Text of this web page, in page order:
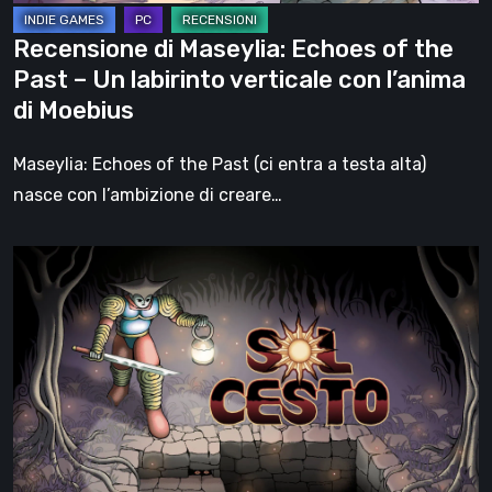
labirinto
verticale
con
l’anima
di
Recensione di Maseylia: Echoes of the
Past – Un labirinto verticale con l’anima
di Moebius
Maseylia: Echoes of the Past (ci entra a testa alta)
nasce con l’ambizione di creare…
Cesto
Recensione:
la
1.0
del
roguelite